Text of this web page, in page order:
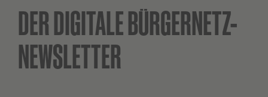
FacebookTwitter XING LinkedInTeilen
DER DIGITALEBÜRGERNETZ-
NEWSLETTER